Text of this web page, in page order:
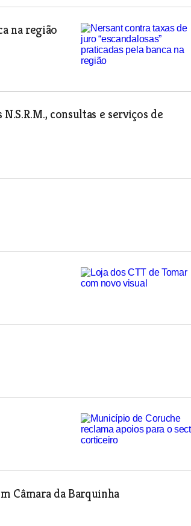
na região
consultas e serviços de
Câmara da Barquinha